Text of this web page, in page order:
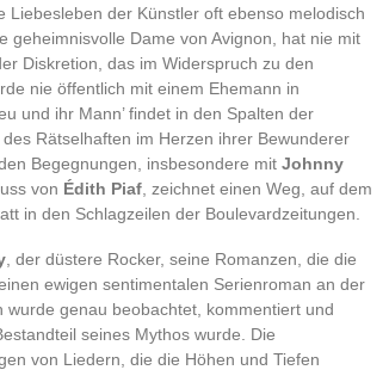
der Künstler oft ebenso melodisch
geheimnisvolle Dame von Avignon, hat nie mit
Diskretion, das im Widerspruch zu den
nie öffentlich mit einem Ehemann in
und ihr Mann’ findet in den Spalten der
Rätselhaften im Herzen ihrer Bewunderer
Begegnungen, insbesondere mit Johnny
von Édith Piaf , zeichnet einen Weg, auf dem
in den Schlagzeilen der Boulevardzeitungen.
, der düstere Rocker, seine Romanzen, die die
ewigen sentimentalen Serienroman an der
genau beobachtet, kommentiert und
seines Mythos wurde. Die
von Liedern, die die Höhen und Tiefen